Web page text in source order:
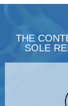
THE
SOLE